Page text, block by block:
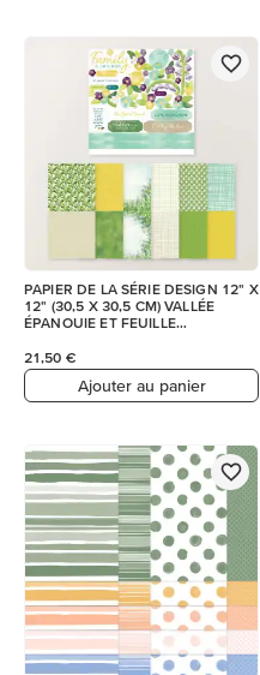
PAPIER DE LA SÉRIE DESIGN 12" X
12" (30,5 X 30,5 CM) VALLÉE
ÉPANOUIE ET FEUILLE
21,50 €
Ajouter au panier